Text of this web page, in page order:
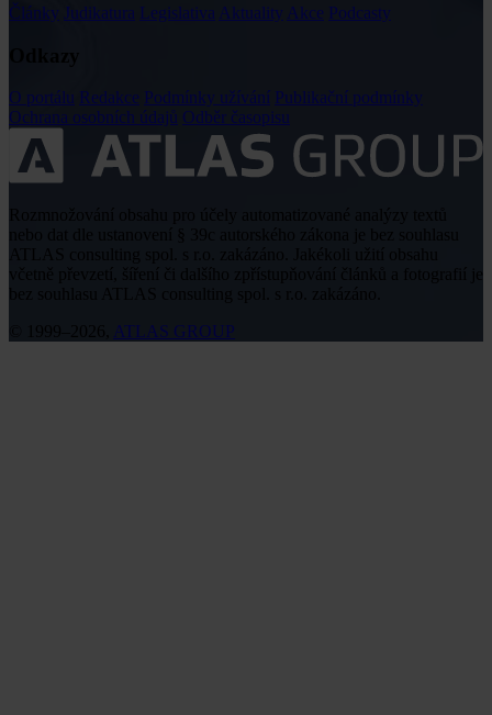
Články Judikatura Legislativa Aktuality Akce Podcasty
O portálu Redakce Podmínky užívání Publikační podmínky
Ochrana osobních údajů Odběr časopisu
včetně převzetí, šíření či dalšího zpřístupňování článků a fotografií je
ATLAS GROUP